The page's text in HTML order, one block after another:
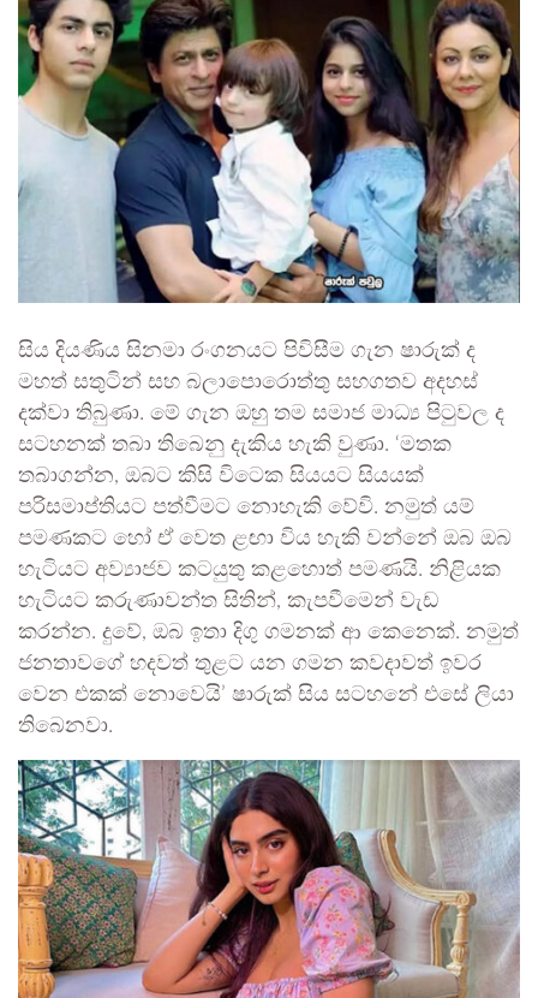
සිය දියණිය සිනමා රංගනයට පිවිසීම ගැන ෂාරුක් ද
මහත් සතුටින් සහ බලාපොරොත්තු සහගතව අදහස්
දක්වා තිබුණා. මේ ගැන ඔහු තම සමාජ මාධ්‍ය පිටුවල ද
සටහනක් තබා තිබෙනු දැකිය හැකි වුණා. ‘මතක
තබාගන්න, ඔබට කිසි විටෙක සියයට සියයක්
පරිසමාප්තියට පත්වීමට නොහැකි වේවි. නමුත් යම්
පමණකට හෝ ඒ වෙත ළඟා විය හැකි වන්නේ ඔබ ඔබ
හැටියට අව්‍යාජව කටයුතු කළහොත් පමණයි. නිළියක
හැටියට කරුණාවන්ත සිතින්, කැපවීමෙන් වැඩ
කරන්න. දුවේ, ඔබ ඉතා දිගු ගමනක් ආ කෙනෙක්. නමුත්
ජනතාවගේ හදවත් තුළට යන ගමන කවදාවත් ඉවර
වෙන එකක් නොවෙයි’ ෂාරුක් සිය සටහනේ එසේ ලියා
තිබෙනවා.